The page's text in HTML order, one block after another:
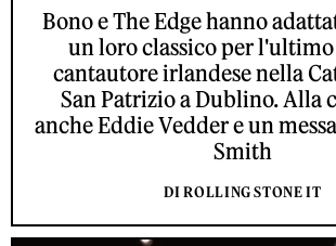
Bono e The Edge hanno
un loro classico per
cantautore irlandese nella
San Patrizio a Dublino. Alla
anche Eddie Vedder e un
Smith
DI ROLLING STONE IT